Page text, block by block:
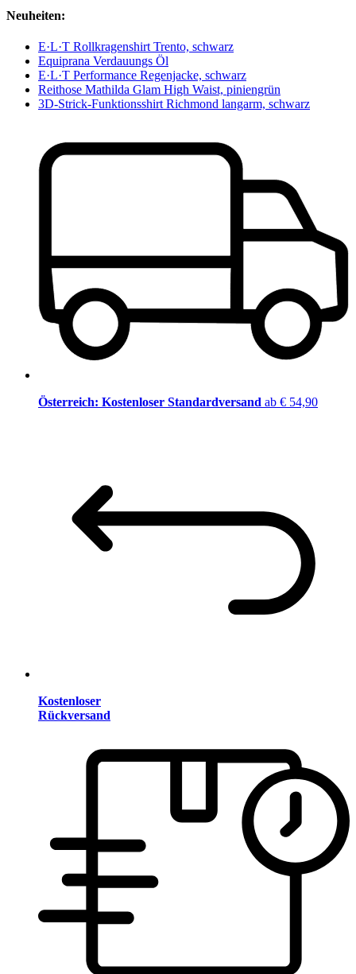
Neuheiten:
E·L·T Rollkragenshirt Trento, schwarz
Equiprana Verdauungs Öl
E·L·T Performance Regenjacke, schwarz
Reithose Mathilda Glam High Waist, piniengrün
3D-Strick-Funktionsshirt Richmond langarm, schwarz
Österreich: Kostenloser Standardversand ab € 54,90
Kostenloser
Rückversand